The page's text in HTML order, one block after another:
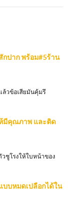
กปาก พร้อม#5ร้าน
ล้วข้อเสียมันคุ้มรึ
มีคุณภาพ และติด
ชูโรงให้ใบหน้าของ
บบหมดเปลือกได้ใน